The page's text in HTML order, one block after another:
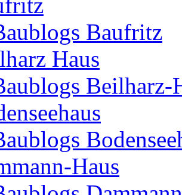
Baufritz
Haus
Beilharz-
Haus